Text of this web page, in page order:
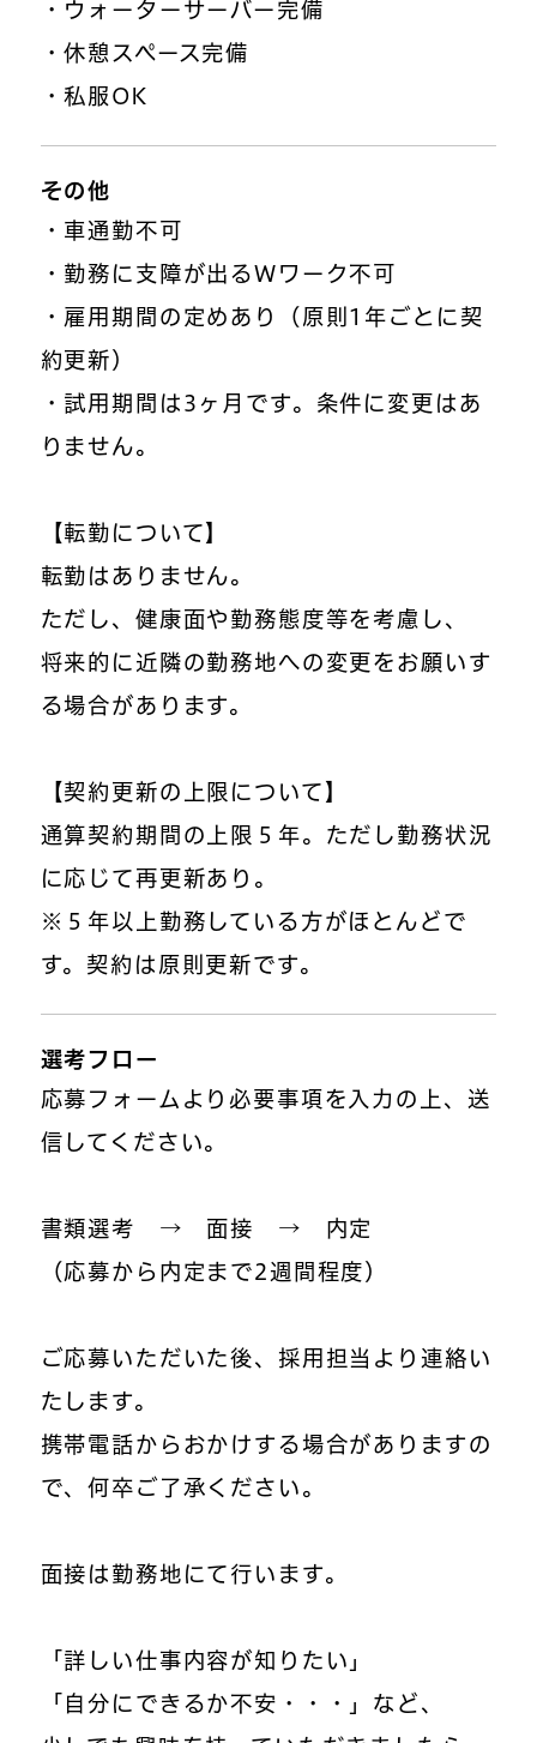
・ウォーターサーバー完備
・休憩スペース完備
・私服OK
その他
・車通勤不可
・勤務に支障が出るWワーク不可
・雇用期間の定めあり（原則1年ごとに契
約更新）
・試用期間は3ヶ月です。条件に変更はあ
りません。
【転勤について】
転勤はありません。
ただし、健康面や勤務態度等を考慮し、
将来的に近隣の勤務地への変更をお願いす
る場合があります。
【契約更新の上限について】
通算契約期間の上限５年。ただし勤務状況
に応じて再更新あり。
※５年以上勤務している方がほとんどで
す。契約は原則更新です。
選考フロー
応募フォームより必要事項を入力の上、送
信してください。
書類選考 → 面接 → 内定
（応募から内定まで2週間程度）
ご応募いただいた後、採用担当より連絡い
たします。
携帯電話からおかけする場合がありますの
で、何卒ご了承ください。
面接は勤務地にて行います。
「詳しい仕事内容が知りたい」
「自分にできるか不安・・・」など、